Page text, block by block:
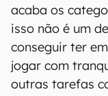
acaba os
isso não é um
conseguir ter
jogar com
outras tarefas